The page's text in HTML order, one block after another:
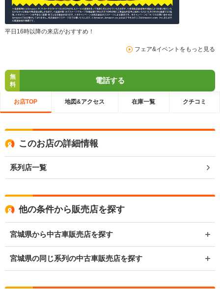
平日16時以降の来店がおすすめ！
フェア&イベントをもっと見る
無
料
電話する
お店TOP 地図&アクセス 在庫一覧 クチコミ
このお店の詳細情報
系列店一覧
他の条件から販売店を探す
宮城県から中古車販売店を探す
宮城県の同じ系列の中古車販売店を探す